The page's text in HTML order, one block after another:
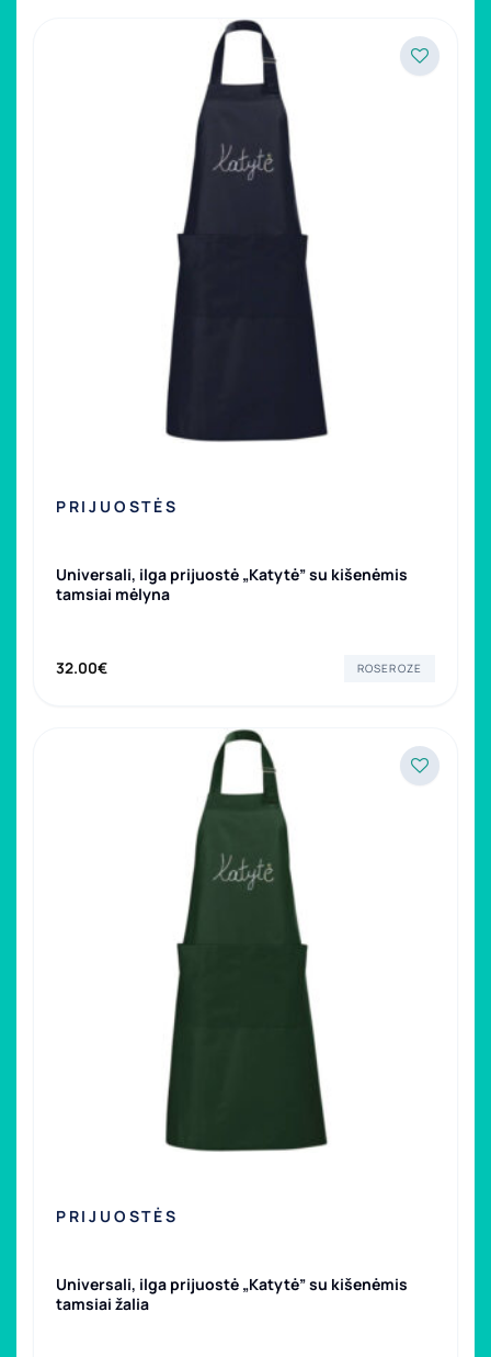
PRIJUOSTĖS
Universali, ilga prijuostė „Katytė” su kišenėmis
tamsiai mėlyna
32.00€ ROSEROZE
PRIJUOSTĖS
Universali, ilga prijuostė „Katytė” su kišenėmis
tamsiai žalia